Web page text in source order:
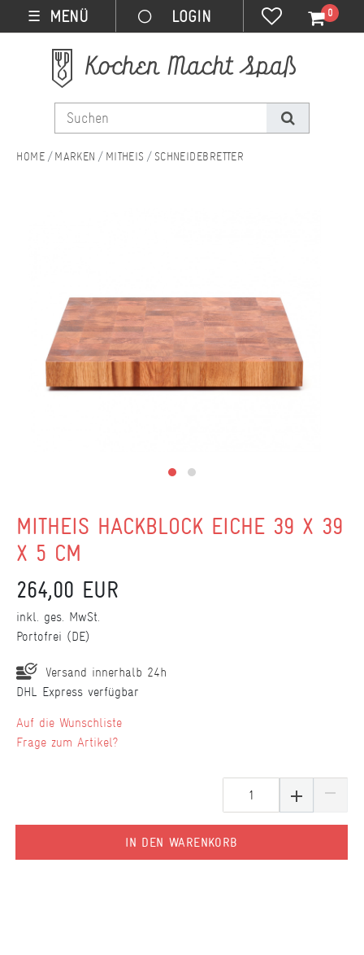
☰ MENÜ 0
MARKEN MITHEIS SCHNEIDEBRETTER
MITHEIS HACKBLOCK EICHE 39 X 39
X 5 CM
264,00 EUR
inkl. ges. MwSt.
Portofrei (DE)
Versand innerhalb 24h
DHL Express verfügbar
IN DEN WARENKORB
Wunschliste
Frage zum Artikel?